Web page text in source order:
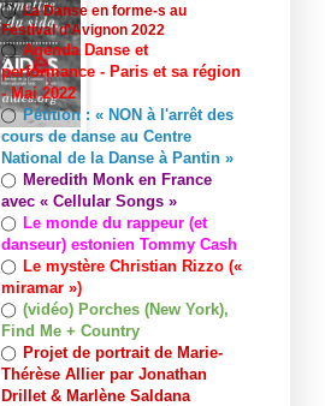
◯La Danse en forme-s au
Festival d'Avignon 2022
◯Agenda Danse et
performance - Paris et sa région
- Mai 2022
◯Pétition : « NON à l'arrêt des
cours de danse au Centre
National de la Danse à Pantin »
◯ Meredith Monk en France
avec « Cellular Songs »
◯ Le monde du rappeur (et
danseur) estonien Tommy Cash
◯ Le mystère Christian Rizzo («
miramar »)
◯ (vidéo) Porches (New York),
Find Me + Country
◯ Projet de portrait de Marie-
Thérèse Allier par Jonathan
Drillet & Marlène Saldana